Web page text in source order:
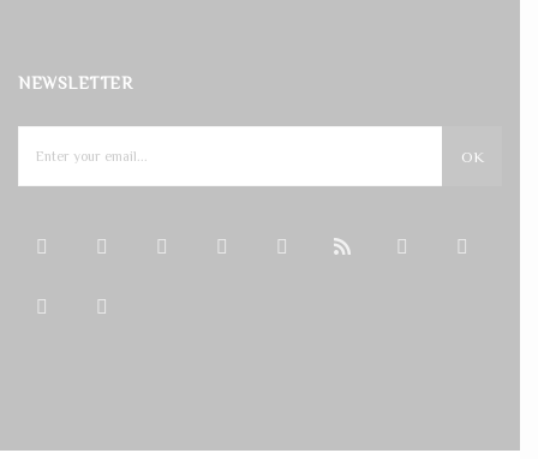
NEWSLETTER
OK